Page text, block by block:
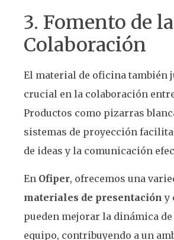
3. Fomento de la
Colaboración
El material de oficina también
crucial en la colaboración
Productos como pizarras
sistemas de proyección
de ideas y la comunicación
En Ofiper, ofrecemos una
materiales de presentación y
pueden mejorar la dinámica de
equipo, contribuyendo a un